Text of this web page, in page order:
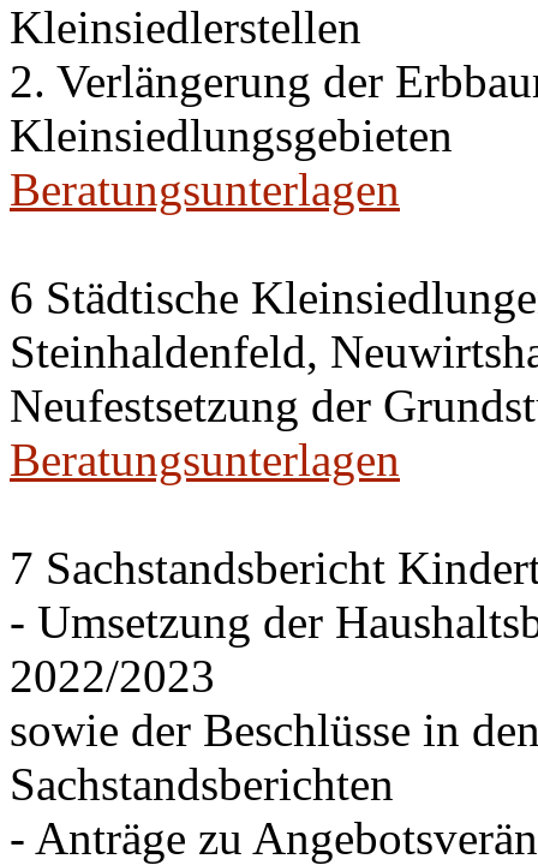
Kleinsiedlerstellen
2. Verlängerung der
Kleinsiedlungsgebieten
Beratungsunterlagen
6 Städtische
Steinhaldenfeld,
Neufestsetzung der
Beratungsunterlagen
7 Sachstandsbericht
- Umsetzung der
2022/2023
sowie der Beschlüsse in
Sachstandsberichten
- Anträge zu